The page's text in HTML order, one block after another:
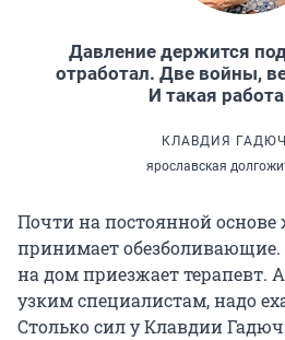
Давление держится
отработал. Две войны,
И такая
КЛАВДИЯ
ярославская
Почти на постоянной
принимает
на дом приезжает терапевт.
узким специалистам, надо
Столько сил у Клавдии